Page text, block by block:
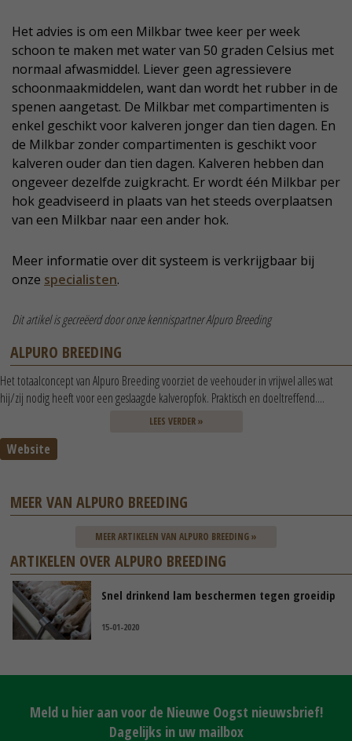
Het advies is om een Milkbar twee keer per week
schoon te maken met water van 50 graden Celsius met
normaal afwasmiddel. Liever geen agressievere
schoonmaakmiddelen, want dan wordt het rubber in de
spenen aangetast. De Milkbar met compartimenten is
enkel geschikt voor kalveren jonger dan tien dagen. En
de Milkbar zonder compartimenten is geschikt voor
kalveren ouder dan tien dagen. Kalveren hebben dan
ongeveer dezelfde zuigkracht. Er wordt één Milkbar per
hok geadviseerd in plaats van het steeds overplaatsen
van een Milkbar naar een ander hok.
Meer informatie over dit systeem is verkrijgbaar bij
onze specialisten.
Dit artikel is gecreëerd door onze kennispartner Alpuro Breeding
ALPURO BREEDING
Het totaalconcept van Alpuro Breeding voorziet de veehouder in vrijwel alles wat
hij/zij nodig heeft voor een geslaagde kalveropfok. Praktisch en doeltreffend....
LEES VERDER »
Website
MEER VAN ALPURO BREEDING
MEER ARTIKELEN VAN ALPURO BREEDING »
ARTIKELEN OVER ALPURO BREEDING
Snel drinkend lam beschermen tegen groeidip
15-01-2020
Meld u hier aan voor de Nieuwe Oogst nieuwsbrief!
Dagelijks in uw mailbox